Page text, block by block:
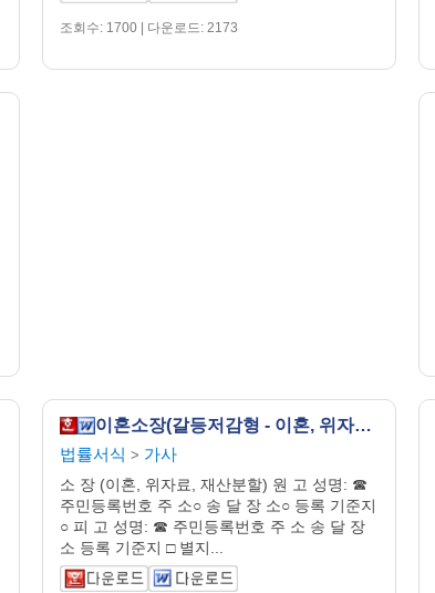
조회수: 1700 | 다운로드: 2173
이혼소장(갈등저감형 - 이혼, 위자료, 재산분할)
법률서식 > 가사
소 장 (이혼, 위자료, 재산분할) 원 고 성명: ☎
주민등록번호 주 소○ 송 달 장 소○ 등록 기준지
○ 피 고 성명: ☎ 주민등록번호 주 소 송 달 장
소 등록 기준지 □ 별지...